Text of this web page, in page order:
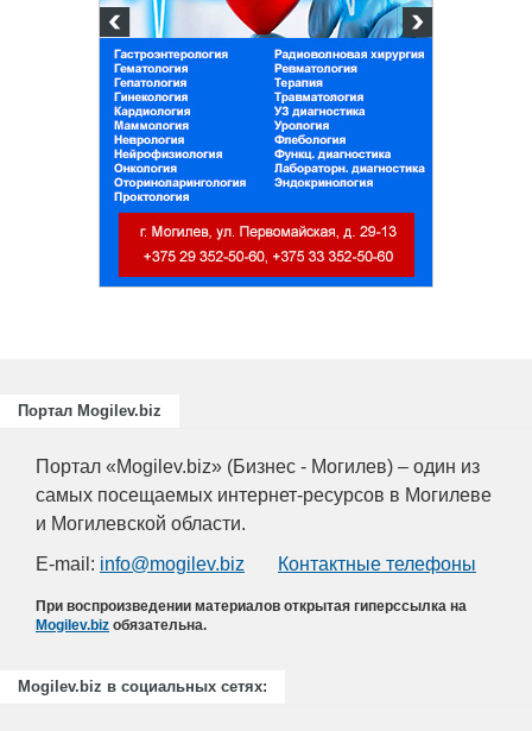
Портал Mogilev.biz
Портал «Mogilev.biz» (Бизнес - Могилев) – один из
самых посещаемых интернет-ресурсов в Могилеве
и Могилевской области.
E-mail: info@mogilev.biz Контактные телефоны
При воспроизведении материалов открытая гиперссылка на
Mogilev.biz обязательна.
Mogilev.biz в социальных сетях: